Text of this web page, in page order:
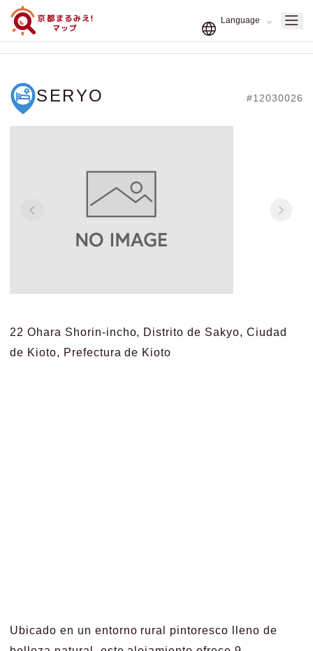
SERYO #12030026
22 Ohara Shorin-incho, Distrito de Sakyo, Ciudad
de Kioto, Prefectura de Kioto
Ubicado en un entorno rural pintoresco lleno de